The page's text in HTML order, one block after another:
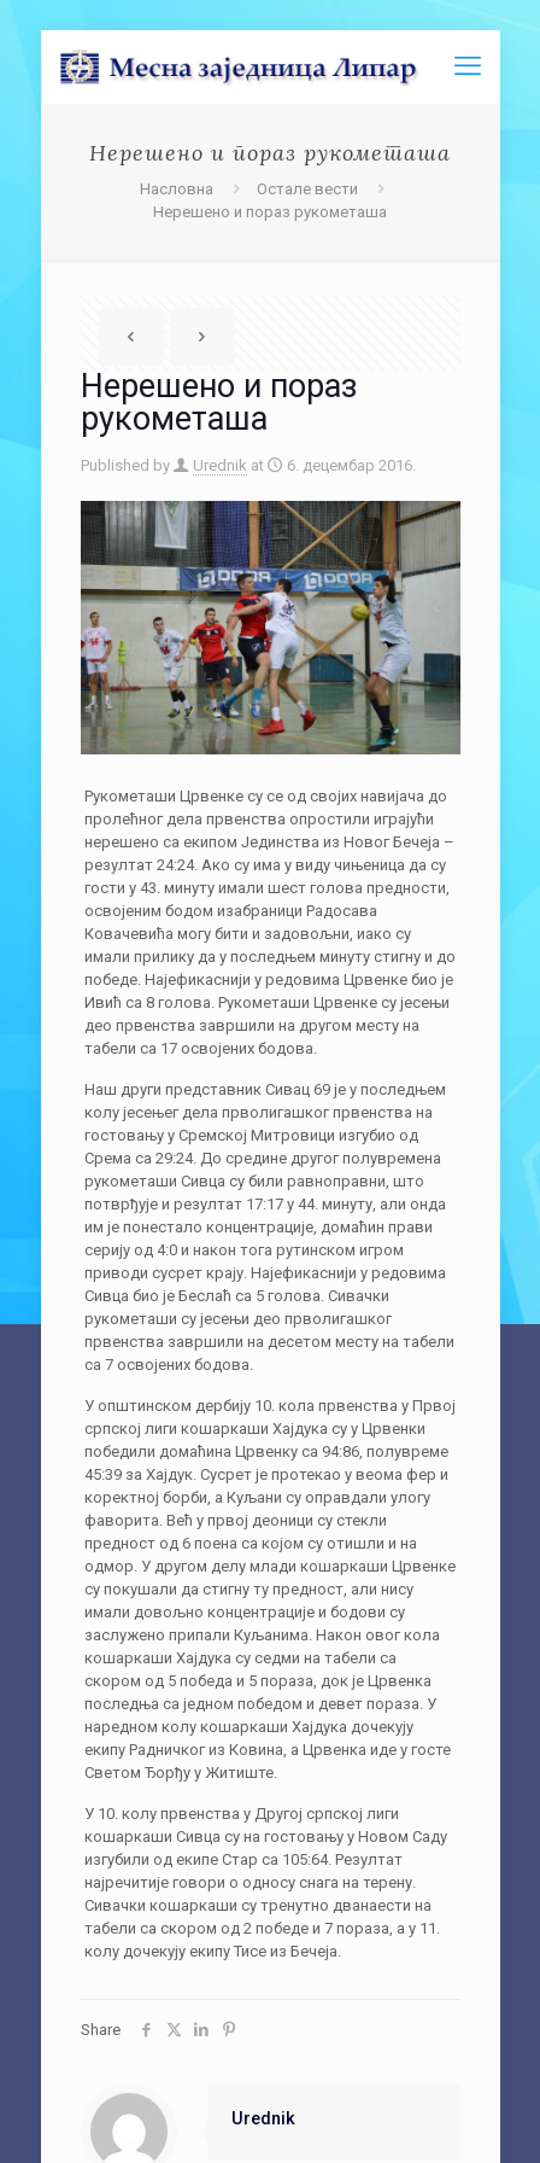
Нерешено и пораз рукометаша
Насловна
Остале вести
Нерешено и пораз рукометаша
Нерешено и пораз
рукометаша
Published by Urednik at 6. децембар 2016.
Рукометаши Црвенке су се од својих навијача до
пролећног дела првенства опростили играјући
нерешено са екипом Јединства из Новог Бечеја –
резултат 24:24. Ако су има у виду чињеница да су
гости у 43. минуту имали шест голова предности,
освојеним бодом изабраници Радосава
Ковачевића могу бити и задовољни, иако су
имали прилику да у последњем минуту стигну и до
победе. Најефикаснији у редовима Црвенке био је
Ивић са 8 голова. Рукометаши Црвенке су јесењи
део првенства завршили на другом месту на
табели са 17 освојених бодова.
Наш други представник Сивац 69 је у последњем
колу јесењег дела прволигашког првенства на
гостовању у Сремској Митровици изгубио од
Срема са 29:24. До средине другог полувремена
рукометаши Сивца су били равноправни, што
потврђује и резултат 17:17 у 44. минуту, али онда
им је понестало концентрације, домаћин прави
серију од 4:0 и након тога рутинском игром
приводи сусрет крају. Најефикаснији у редовима
Сивца био је Беслаћ са 5 голова. Сивачки
рукометаши су јесењи део прволигашког
првенства завршили на десетом месту на табели
са 7 освојених бодова.
У општинском дербију 10. кола првенства у Првој
српској лиги кошаркаши Хајдука су у Црвенки
победили домаћина Црвенку са 94:86, полувреме
45:39 за Хајдук. Сусрет је протекао у веома фер и
коректној борби, а Куљани су оправдали улогу
фаворита. Већ у првој деоници су стекли
предност од 6 поена са којом су отишли и на
одмор. У другом делу млади кошаркаши Црвенке
су покушали да стигну ту предност, али нису
имали довољно концентрације и бодови су
заслужено припали Куљанима. Након овог кола
кошаркаши Хајдука су седми на табели са
скором од 5 победа и 5 пораза, док је Црвенка
последња са једном победом и девет пораза. У
наредном колу кошаркаши Хајдука дочекују
екипу Радничког из Ковина, а Црвенка иде у госте
Светом Ђорђу у Житиште.
У 10. колу првенства у Другој српској лиги
кошаркаши Сивца су на гостовању у Новом Саду
изгубили од екипе Стар са 105:64. Резултат
најречитије говори о односу снага на терену.
Сивачки кошаркаши су тренутно дванаести на
табели са скором од 2 победе и 7 пораза, а у 11.
колу дочекују екипу Тисе из Бечеја.
Share
Urednik